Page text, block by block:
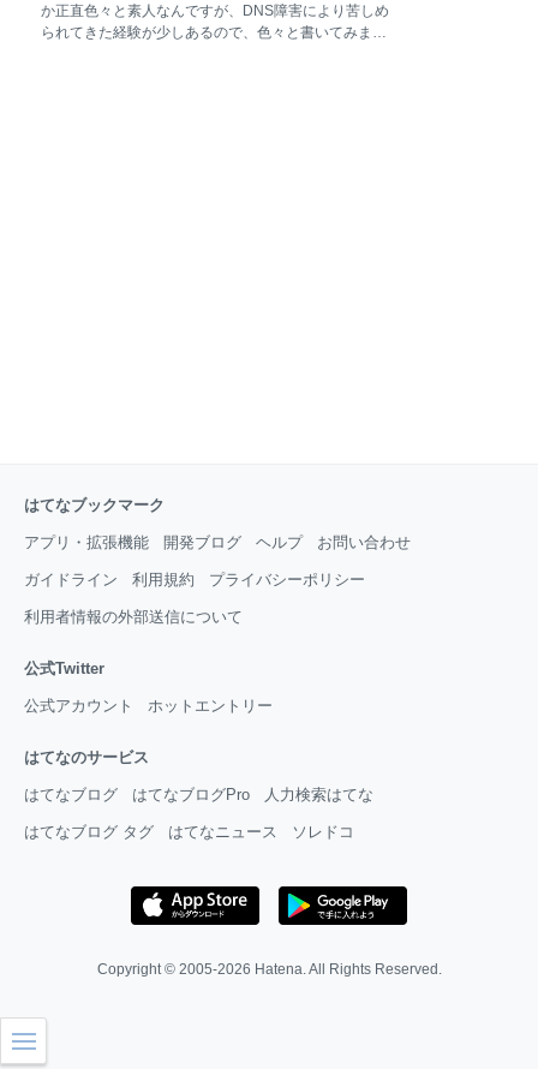
ントで買ってあげるよ」 と。 はぁ！？え！？ そんな
缶コーヒー奢るようなノリで言われても。誕生日でも
か正直色々と素人なんですが、DNS障害により苦しめ
られてきた経験が少しあるので、色々と書いてみま
はてなブックマーク
アプリ・拡張機能 開発ブログ ヘルプ お問い合わせ
ガイドライン 利用規約 プライバシーポリシー
利用者情報の外部送信について
公式Twitter
公式アカウント ホットエントリー
はてなのサービス
はてなブログ はてなブログPro 人力検索はてな
はてなブログ タグ はてなニュース ソレドコ
Copyright © 2005-2026 Hatena. All Rights Reserved.